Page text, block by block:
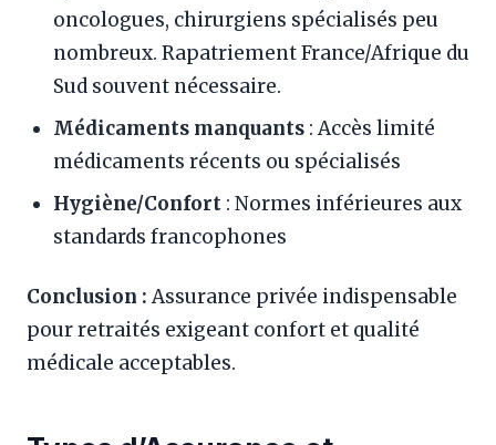
oncologues, chirurgiens spécialisés peu
nombreux. Rapatriement France/Afrique du
Sud souvent nécessaire.
Médicaments manquants : Accès limité
médicaments récents ou spécialisés
Hygiène/Confort : Normes inférieures aux
standards francophones
Conclusion :Assurance privée indispensable
pour retraités exigeant confort et qualité
médicale acceptables.